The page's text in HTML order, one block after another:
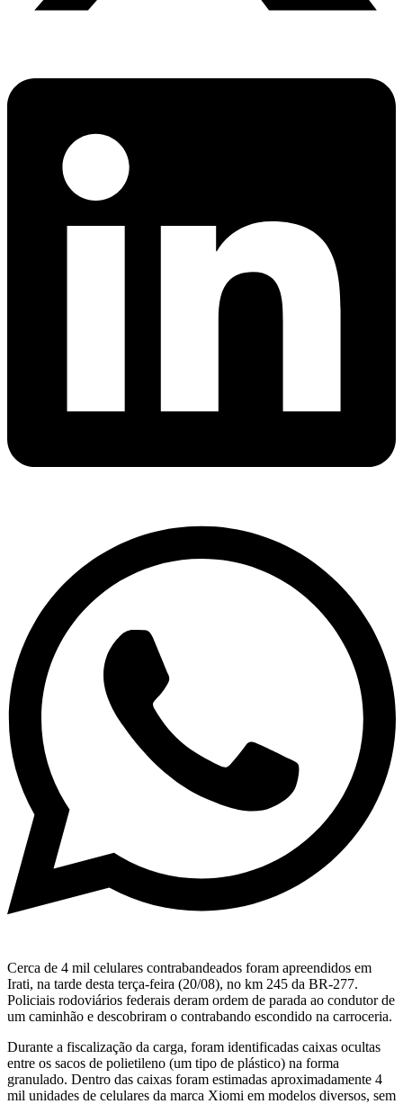
Cerca de 4 mil celulares contrabandeados foram apreendidos em
Irati, na tarde desta terça-feira (20/08), no km 245 da BR-277.
Policiais rodoviários federais deram ordem de parada ao condutor de
um caminhão e descobriram o contrabando escondido na carroceria.
Durante a fiscalização da carga, foram identificadas caixas ocultas
entre os sacos de polietileno (um tipo de plástico) na forma
granulado. Dentro das caixas foram estimadas aproximadamente 4
mil unidades de celulares da marca Xiomi em modelos diversos, sem